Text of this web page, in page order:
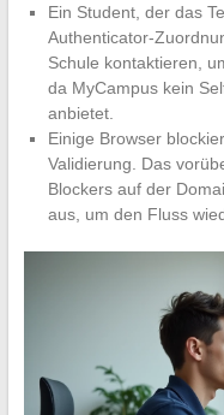
Ein Student, der das
Authenticator-
Schule kontaktieren,
da MyCampus kein
anbietet.
Einige Browser
Validierung. Das
Blockers auf der
aus, um den Fluss